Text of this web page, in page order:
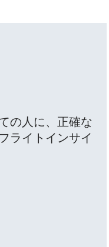
の人に、正確な
ライトインサイ